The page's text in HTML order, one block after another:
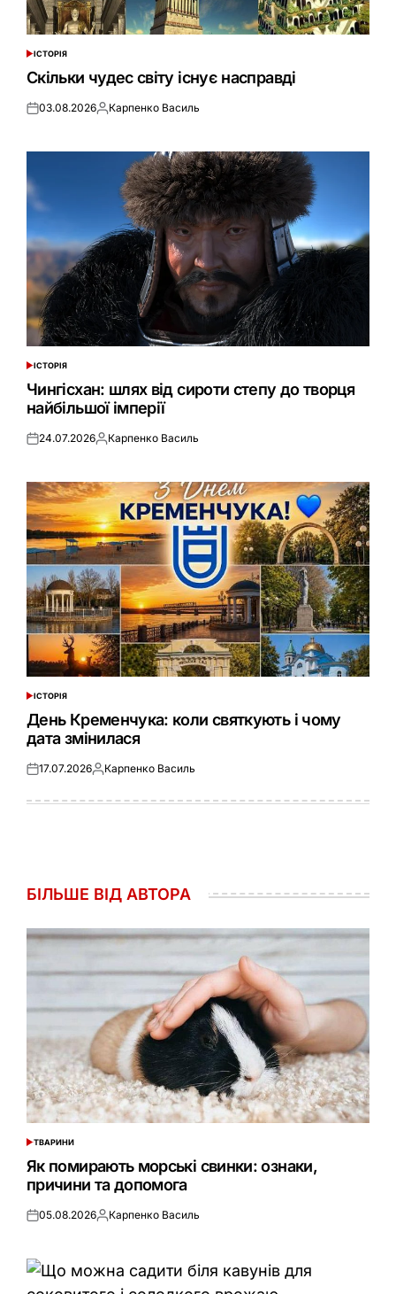
ОПУБЛІКУВАТИ
ІСТОРІЯ
Скільки чудес світу існує насправді
Оприлюднено
03.08.2026Опубліковано
Карпенко Василь
ОПУБЛІКУВАТИ
У
ІСТОРІЯ
Чингісхан: шлях від сироти степу до творця
найбільшої імперії
Оприлюднено
24.07.2026Опубліковано
Карпенко Василь
ОПУБЛІКУВАТИ
ІСТОРІЯ
День Кременчука: коли святкують і чому
дата змінилася
Оприлюднено
17.07.2026Опубліковано
Карпенко Василь
БІЛЬШЕ ВІД АВТОРА
ОПУБЛІКУВАТИ
ТВАРИНИ
Як помирають морські свинки: ознаки,
причини та допомога
Оприлюднено
05.08.2026Опубліковано
Карпенко Василь